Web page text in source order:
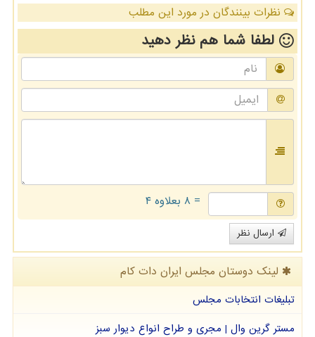
نظرات بینندگان در مورد این مطلب
لطفا شما همنظر دهید
= ۸ بعلاوه ۴
ارسال نظر
لینک دوستان مجلس ایران دات كام
تبلیغات انتخابات مجلس
مستر گرین وال | مجری و طراح انواع دیوار سبز